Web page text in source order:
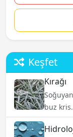
Keşfet
Kırağı
buz